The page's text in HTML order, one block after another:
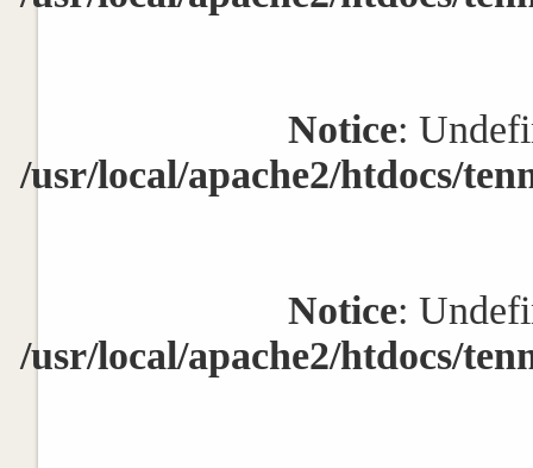
Notice:
/usr/local/apache2/htdocs/
Notice:
/usr/local/apache2/htdocs/